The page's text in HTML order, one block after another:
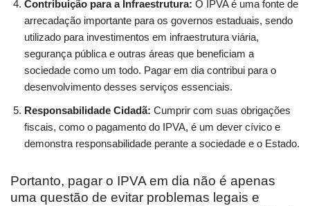
Contribuição para a Infraestrutura: O IPVA é uma fonte de
arrecadação importante para os governos estaduais, sendo
utilizado para investimentos em infraestrutura viária,
segurança pública e outras áreas que beneficiam a
sociedade como um todo. Pagar em dia contribui para o
desenvolvimento desses serviços essenciais.
Responsabilidade Cidadã: Cumprir com suas obrigações
fiscais, como o pagamento do IPVA, é um dever cívico e
demonstra responsabilidade perante a sociedade e o Estado.
Portanto, pagar o IPVA em dia não é apenas
uma questão de evitar problemas legais e